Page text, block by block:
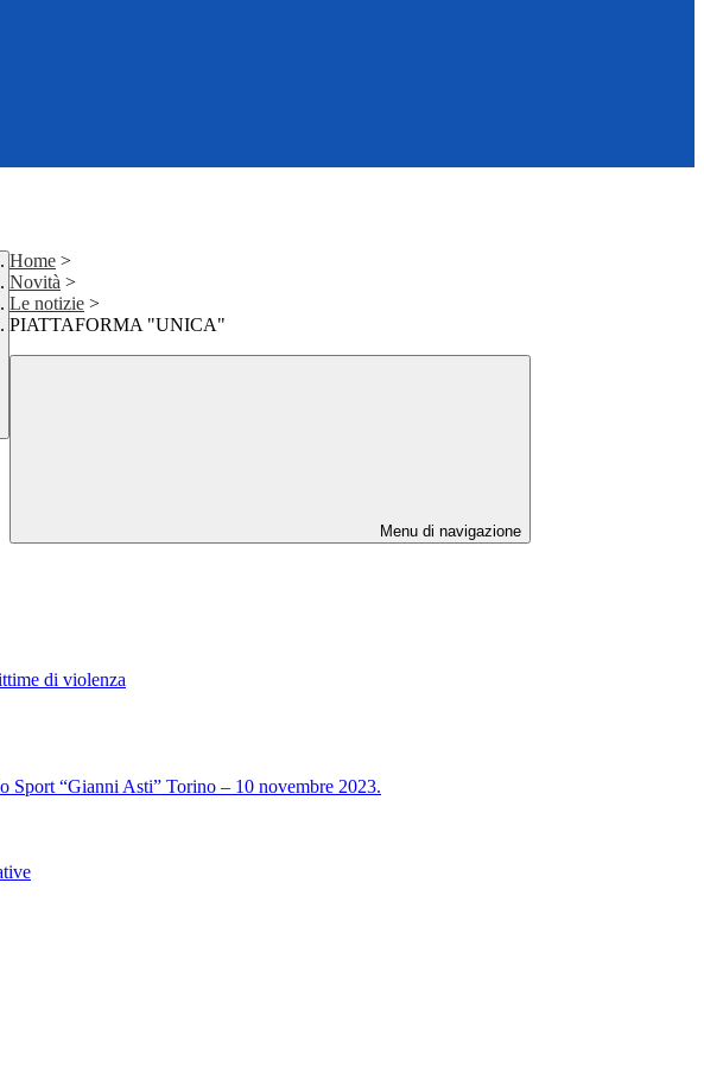
Home >
Novità >
Le notizie >
PIATTAFORMA "UNICA"
Menu di navigazione
di violenza
“Gianni Asti” Torino – 10 novembre 2023.